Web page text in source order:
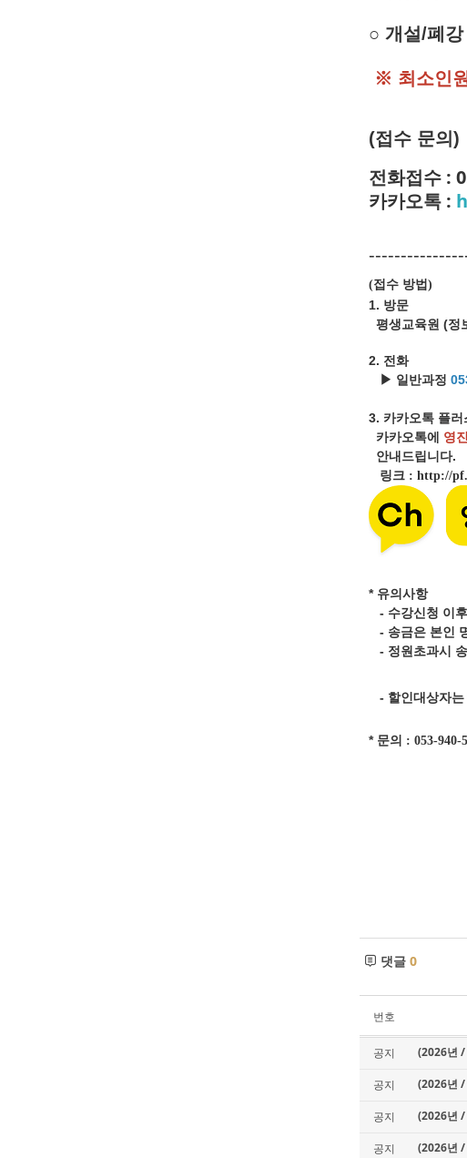
○ 개설/폐강
※ 최소인
(접수 문의)
전화접수 :
카카오톡 :
(접수 방법 )
1. 방문
평생교육원 (정
2. 전화
▶ 일반과정
3. 카카오톡 플러
카카오톡에 영
안내드립니다.
링크 : http://
* 유의사항
- 수강신청 이
- 송금은 본인
- 정원초과시
- 할인대상자는
* 문의 : 053-940-
댓글 0
번호
공지 (2026년 /
공지 (2026년 /
공지 (2026년 /
공지 (2026년 /